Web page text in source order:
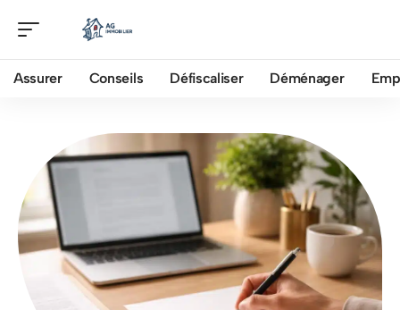
Assurer Conseils Défiscaliser Déménager